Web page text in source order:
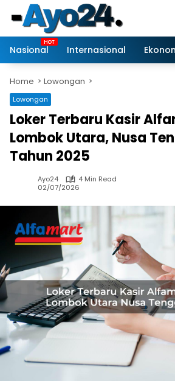
content
Nasional
Internasional
Home Lowongan
Lowongan
Loker Terbaru Kasir
Lombok Utara, Nusa
Tahun 2025
Ayo24
4 Min Read
02/07/2026